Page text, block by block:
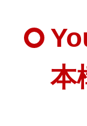
本